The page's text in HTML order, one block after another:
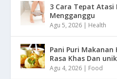
3 Cara Tepat Atasi
Mengganggu
Agu 5, 2026 | Health
Pani Puri Makanan
Rasa Khas Dan unik
Agu 4, 2026 | Food